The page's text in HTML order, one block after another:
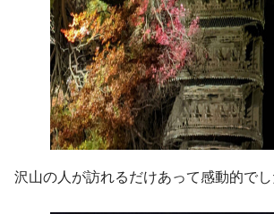
沢山の人が訪れるだけあって感動的でし